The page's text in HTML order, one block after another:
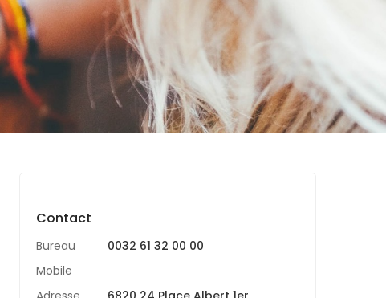
Contact
Bureau
0032 61 32 00 00
Mobile